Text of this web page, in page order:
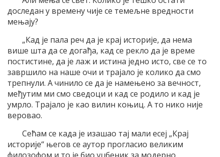
доследан у времену чије се темељне вредности
мењају?
„Кад је пала реч да је крај историје, да нема
више шта да се догађа, кад се рекло да је време
постистине, да је лаж и истина једно исто, све се то
завршило на наше очи и трајало је колико да смо
трепнули. А чинило се да је намењено за вечност,
међутим ми смо сведоци и кад се родило и кад је
умрло. Трајало је као вилин коњиц. А то нико није
веровао.
Сећам се када је изашао тај мали есеј „Крај
историје“ његов се аутор прогласио великим